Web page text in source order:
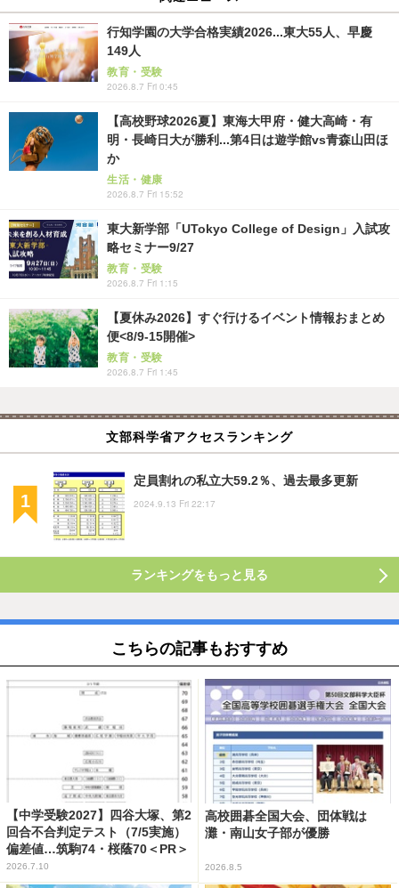
行知学園の大学合格実績2026...東大55人、早慶
149人
教育・受験
2026.8.7 Fri 0:45
【高校野球2026夏】東海大甲府・健大高崎・有
明・長崎日大が勝利...第4日は遊学館vs青森山田ほ
か
生活・健康
2026.8.7 Fri 15:52
東大新学部「UTokyo College of Design」入試攻
略セミナー9/27
教育・受験
2026.8.7 Fri 1:15
【夏休み2026】すぐ行けるイベント情報おまとめ
便<8/9-15開催>
教育・受験
2026.8.7 Fri 1:45
文部科学省アクセスランキング
定員割れの私立大59.2％、過去最多更新
2024.9.13 Fri 22:17
ランキングをもっと見る
こちらの記事もおすすめ
【中学受験2027】四谷大塚、第2
回合不合判定テスト（7/5実施）
偏差値…筑駒74・桜蔭70＜PR＞
2026.7.10
高校囲碁全国大会、団体戦は
灘・南山女子部が優勝
2026.8.5